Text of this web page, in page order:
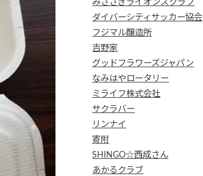
みささぎライオンズクラブ
ダイバーシティサッカー協会
フジマル醸造所
吉野家
グッドフラワーズジャパン
なみはやロータリー
ミライフ株式会社
サクラバー
リンナイ
寄附
SHINGO☆西成さん
あかるクラブ